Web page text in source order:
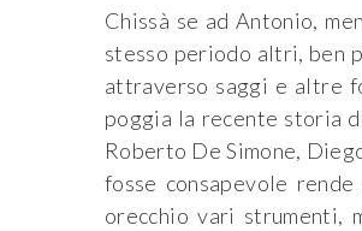
Chissà se ad Antonio,
stesso periodo altri, ben
attraverso saggi e altre
poggia la recente storia
Roberto De Simone,
fosse consapevole
orecchio vari strumenti,